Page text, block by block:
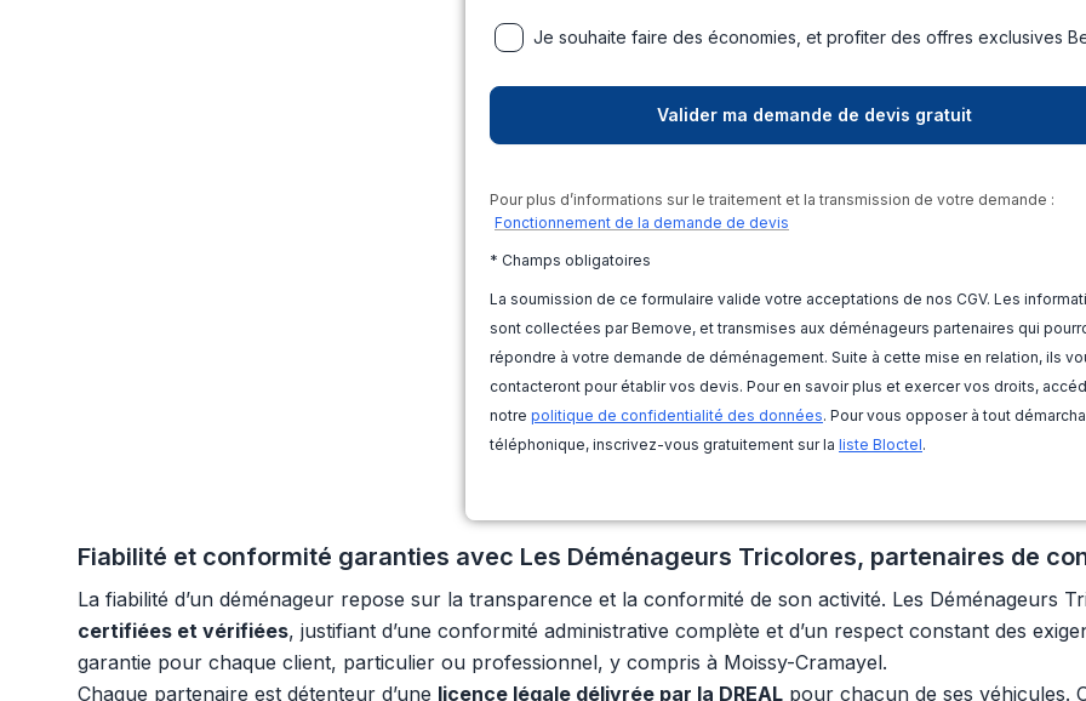
Je souhaite faire des économies, et profiter des offres exclusives
Pour plus d’informations sur le traitement et la transmission de votre demande :
Fonctionnement de la demande de devis
* Champs obligatoires
La soumission de ce formulaire valide votre acceptations de nos CGV. Les
sont collectées par Bemove, et transmises aux déménageurs partenaires qui
répondre à votre demande de déménagement. Suite à cette mise en relation, ils
contacteront pour établir vos devis. Pour en savoir plus et exercer vos droits,
notre politique de confidentialité des données. Pour vous opposer à tout
téléphonique, inscrivez-vous gratuitement sur la liste Bloctel.
Fiabilité et conformité garanties avec Les Déménageurs Tricolores, partenaires de
La fiabilité d’un déménageur repose sur la transparence et la conformité de son activité. Les Déménageurs
certifiées et vérifiées, justifiant d’une conformité administrative complète et d’un respect constant des
garantie pour chaque client, particulier ou professionnel, y compris à Moissy-Cramayel.
Chaque partenaire est détenteur d’une licence légale délivrée par la DREAL pour chacun de ses véhicules.